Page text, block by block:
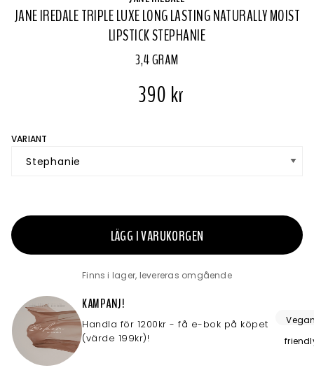
JANE IREDALE TRIPLE LUXE LONG LASTING NATURALLY MOIST
LIPSTICK STEPHANIE
3,4 GRAM
390 kr
VARIANT
LÄGG I VARUKORGEN
Finns i lager, levereras omgående
KAMPANJ!
Handla för 1200kr - få e-bok på köpet
(värde 199kr)!